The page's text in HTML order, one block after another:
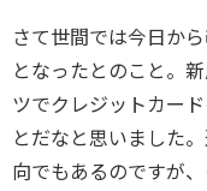
さて世間では今日か
となったとのこと。
ツでクレジットカー
とだなと思いました
向でもあるのですが